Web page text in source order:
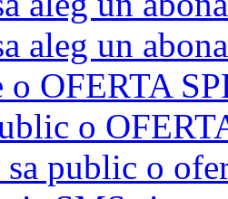
aleg un
o OFERTA
o
public o